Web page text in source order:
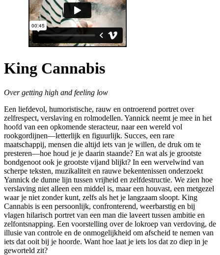
King Cannabis
Over getting high and feeling low
Een liefdevol, humoristische, rauw en ontroerend portret over
zelfrespect, verslaving en rolmodellen. Yannick neemt je mee in het
hoofd van een opkomende steracteur, naar een wereld vol
rookgordijnen—letterlijk en figuurlijk. Succes, een rare
maatschappij, mensen die altijd iets van je willen, de druk om te
presteren—hoe houd je je daarin staande? En wat als je grootste
bondgenoot ook je grootste vijand blijkt? In een wervelwind van
scherpe teksten, muzikaliteit en rauwe bekentenissen onderzoekt
Yannick de dunne lijn tussen vrijheid en zelfdestructie. We zien hoe
verslaving niet alleen een middel is, maar een houvast, een metgezel
waar je niet zonder kunt, zelfs als het je langzaam sloopt. King
Cannabis is een persoonlijk, confronterend, weerbarstig en bij
vlagen hilarisch portret van een man die laveert tussen ambitie en
zelfontsnapping. Een voorstelling over de lokroep van verdoving, de
illusie van controle en de onmogelijkheid om afscheid te nemen van
iets dat ooit bij je hoorde. Want hoe laat je iets los dat zo diep in je
geworteld zit?